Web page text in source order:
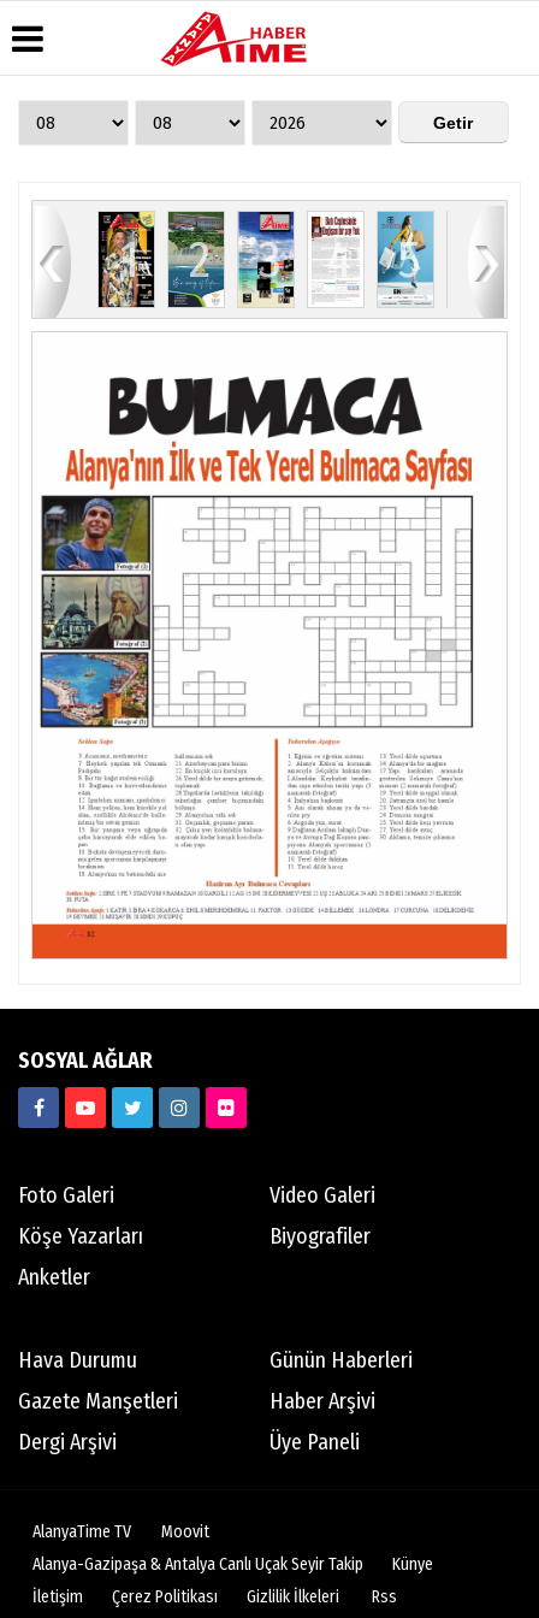
Üye Paneli
Arşivi
Dergi
Arşivi
Günün
Haberleri
Hava
Gazete
Manşetleri
Anketler
Biyografiler
Köşe
Video
Galeri
Foto
Galeri
AlanyaTime
Moovit
Alanya-
Gazipaşa
& Antalya
Canlı Uçak
Seyir
84 1 2 3 4 5 6
SOSYAL AĞLAR
Foto Galeri
Video Galeri
Köşe Yazarları
Biyografiler
Anketler
Hava Durumu
Günün Haberleri
Gazete Manşetleri
Haber Arşivi
Dergi Arşivi
Üye Paneli
AlanyaTime TV
Moovit
Alanya-Gazipaşa & Antalya Canlı Uçak Seyir Takip
Künye
İletişim
Çerez Politikası Gizlilik İlkeleri Rss